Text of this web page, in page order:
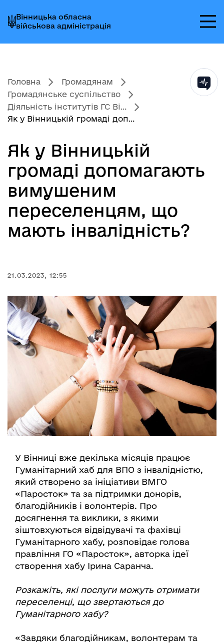
до
головного
меню
до
головного
вмісту
до
головного
колонтитула
Вінницька обласна
військова адміністрація
Головна
Громадянам
Громадянське суспільство
Діяльність інститутів ГС Ві...
Як у Вінницькій громаді доп...
Як у Вінницькій
громаді допомагають
вимушеним
переселенцям, що
мають інвалідність?
21.03.2023, 12:55
У Вінниці вже декілька місяців працює
Гуманітарний хаб для ВПО з інвалідністю,
який створено за ініціативи ВМГО
«Паросток» та за підтримки донорів,
благодійників і волонтерів. Про
досягнення та виклики, з якими
зіштовхуються відвідувачі та фахівці
Гуманітарного хабу, розповідає голова
правління ГО «Паросток», авторка ідеї
створення хабу Ірина Саранча.
Розкажіть, які послуги можуть отримати
переселенці, що звертаються до
Гуманітарного хабу?
«Завдяки благодійникам, волонтерам та